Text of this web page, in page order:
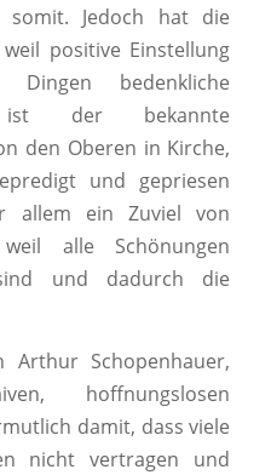
Jedoch hat die
positive Einstellung
bedenkliche
ist der bekannte
den Oberen in Kirche,
und gepriesen
allem ein Zuviel von
alle Schönungen
und dadurch die
Arthur Schopenhauer,
hoffnungslosen
damit, dass viele
nicht vertragen und